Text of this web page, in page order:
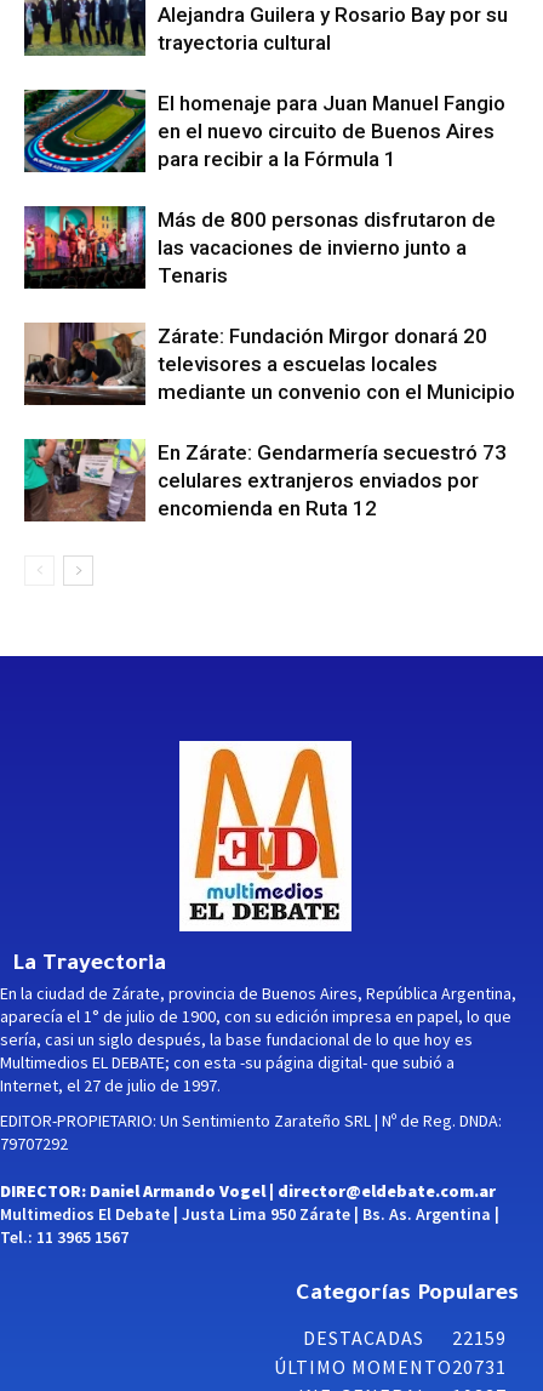
Alejandra Guilera y Rosario Bay por su
trayectoria cultural
El homenaje para Juan Manuel Fangio
en el nuevo circuito de Buenos Aires
para recibir a la Fórmula 1
Más de 800 personas disfrutaron de
las vacaciones de invierno junto a
Tenaris
Zárate: Fundación Mirgor donará 20
televisores a escuelas locales
mediante un convenio con el Municipio
En Zárate: Gendarmería secuestró 73
celulares extranjeros enviados por
encomienda en Ruta 12
La Trayectoria
En la ciudad de Zárate, provincia de Buenos Aires, República Argentina,
aparecía el 1° de julio de 1900, con su edición impresa en papel, lo que
sería, casi un siglo después, la base fundacional de lo que hoy es
Multimedios EL DEBATE; con esta -su página digital- que subió a
Internet, el 27 de julio de 1997.
EDITOR-PROPIETARIO: Un Sentimiento Zarateño SRL | Nº de Reg. DNDA:
79707292
DIRECTOR: Daniel Armando Vogel | director@eldebate.com.ar
Multimedios El Debate | Justa Lima 950 Zárate | Bs. As. Argentina |
Tel.: 11 3965 1567
Categorías Populares
DESTACADAS
22159
ÚLTIMO MOMENTO20731